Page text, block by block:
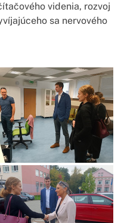
videnia, rozvoj
sa nervového